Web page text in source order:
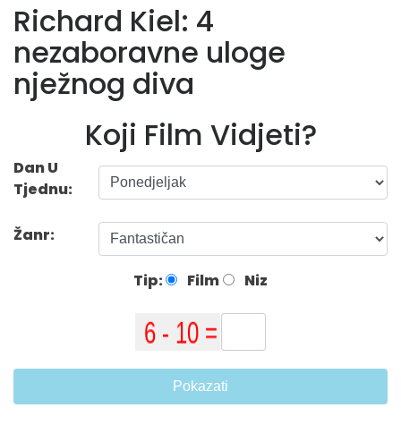
Richard Kiel: 4
nezaboravne uloge
nježnog diva
Koji Film Vidjeti?
Dan U
Tjednu:
Žanr:
Tip: Film Niz
Pokazati